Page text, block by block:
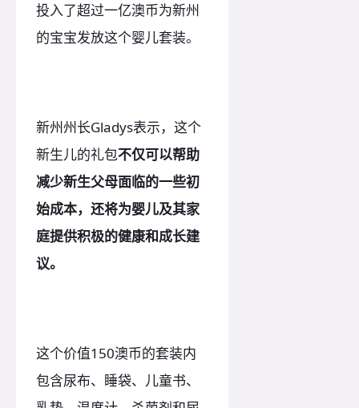
投入了超过一亿澳币为新州
的宝宝发放这个婴儿套装。
新州州长Gladys表示，这个
新生儿的礼包不仅可以帮助
减少新生父母面临的一些初
始成本，还将为婴儿及其家
庭提供积极的健康和成长建
议。
这个价值150澳币的套装内
包含尿布、睡袋、儿童书、